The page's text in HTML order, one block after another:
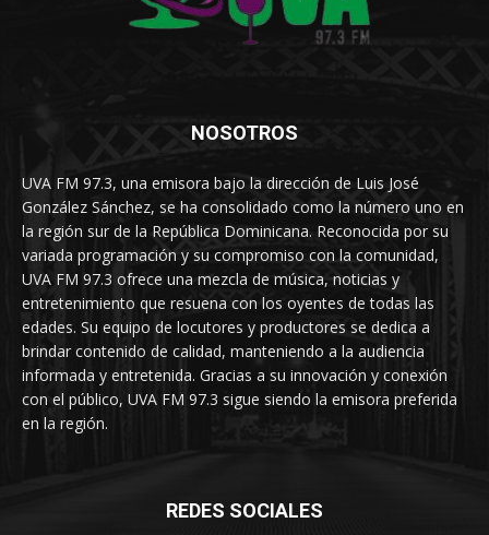
NOSOTROS
UVA FM 97.3, una emisora bajo la dirección de Luis José
González Sánchez, se ha consolidado como la número uno en
la región sur de la República Dominicana. Reconocida por su
variada programación y su compromiso con la comunidad,
UVA FM 97.3 ofrece una mezcla de música, noticias y
entretenimiento que resuena con los oyentes de todas las
edades. Su equipo de locutores y productores se dedica a
brindar contenido de calidad, manteniendo a la audiencia
informada y entretenida. Gracias a su innovación y conexión
con el público, UVA FM 97.3 sigue siendo la emisora preferida
en la región.
REDES SOCIALES